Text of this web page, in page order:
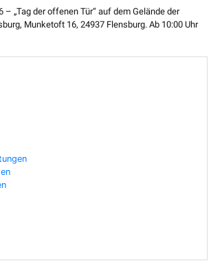
– „Tag der offenen Tür“ auf dem Gelände der
Munketoft 16, 24937 Flensburg. Ab 10:00 Uhr